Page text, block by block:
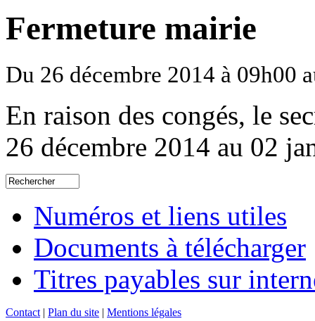
Fermeture mairie
Du 26 décembre 2014 à 09h00
En raison des congés, le
26 décembre 2014 au 02
Numéros et liens utiles
Documents à télécharger
Titres payables sur
Contact | Plan du site | Mentions légales